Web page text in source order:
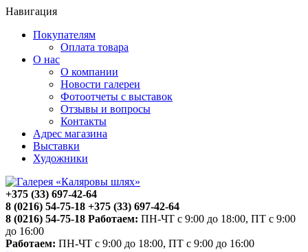
Навигация
Покупателям
Оплата товара
О нас
О компании
Новости галереи
Фотоотчеты с выставок
Отзывы и вопросы
Контакты
Адрес магазина
Выставки
Художники
+375 (33) 697-42-64
8 (0216) 54-75-18 +375 (33) 697-42-64
8 (0216) 54-75-18 Работаем: ПН-ЧТ с 9:00 до 18:00, ПТ с 9:00
до 16:00
Работаем: ПН-ЧТ с 9:00 до 18:00, ПТ с 9:00 до 16:00